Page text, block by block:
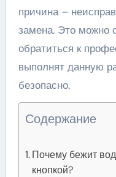
причина –
замена. Это можно
обратиться к
выполнят данную
безопасно.
Содержание
Почему бежит
кнопкой?